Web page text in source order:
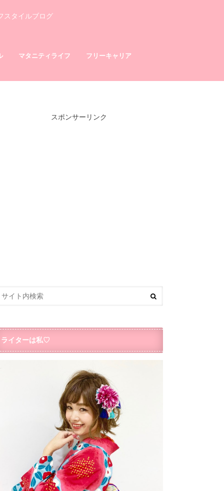
スタイルブログ
マタニティライフ フリーキャリア
スポンサーリンク
ライターは私♡